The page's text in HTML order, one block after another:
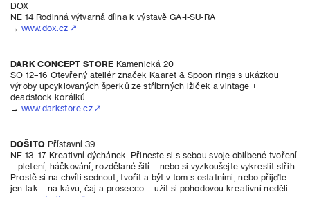
DOX
NE 14 Rodinná výtvarná dílna k výstavě GA-I-SU-RA
→ www.dox.cz
DARK CONCEPT STORE Kamenická 20
SO 12–16 Otevřený ateliér značek Kaaret & Spoon rings s ukázkou
výroby upcyklovaných šperků ze stříbrných lžiček a vintage +
deadstock korálků
→ www.darkstore.cz
DOŠITO Přístavní 39
NE 13–17 Kreativní dýchánek. Přineste si s sebou svoje oblíbené tvoření
– pletení, háčkování, rozdělané šití – nebo si vyzkoušejte vykreslit střih.
Prostě si na chvíli sednout, tvořit a být v tom s ostatními, nebo přijďte
jen tak – na kávu, čaj a prosecco – užít si pohodovou kreativní neděli